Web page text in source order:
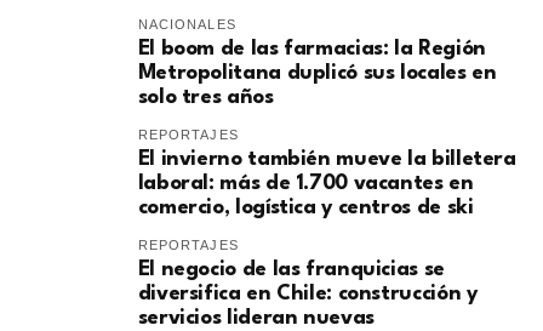
NACIONALES
El boom de las farmacias: la Región
Metropolitana duplicó sus locales en
solo tres años
REPORTAJES
El invierno también mueve la billetera
laboral: más de 1.700 vacantes en
comercio, logística y centros de ski
REPORTAJES
El negocio de las franquicias se
diversifica en Chile: construcción y
servicios lideran nuevas